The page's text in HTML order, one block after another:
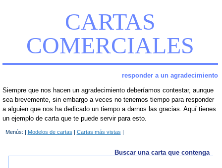
CARTAS
COMERCIALES
responder a un agradecimiento
Siempre que nos hacen un agradecimiento deberíamos contestar, aunque
sea brevemente, sin embargo a veces no tenemos tiempo para responder
a alguien que nos ha dedicado un tiempo a darnos las gracias. Aquí tienes
un ejemplo de carta que te puede servir para esto.
Menús: | Modelos de cartas Cartas más vistas
Buscar una carta que contenga